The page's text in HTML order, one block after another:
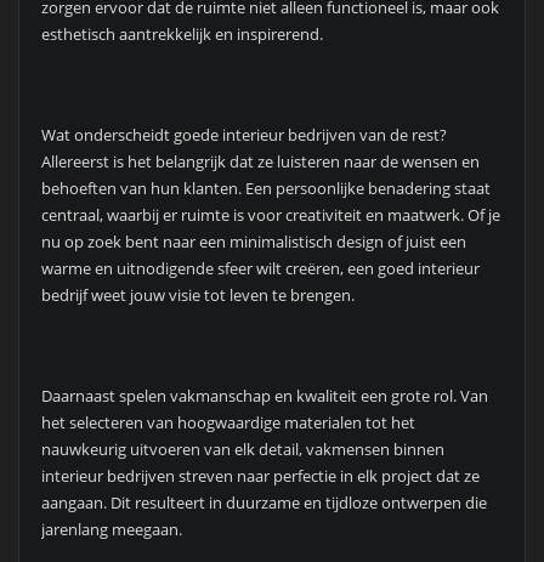
zorgen ervoor dat de ruimte niet alleen functioneel is, maar ook
esthetisch aantrekkelijk en inspirerend.
Wat onderscheidt goede interieur bedrijven van de rest?
Allereerst is het belangrijk dat ze luisteren naar de wensen en
behoeften van hun klanten. Een persoonlijke benadering staat
centraal, waarbij er ruimte is voor creativiteit en maatwerk. Of je
nu op zoek bent naar een minimalistisch design of juist een
warme en uitnodigende sfeer wilt creëren, een goed interieur
bedrijf weet jouw visie tot leven te brengen.
Daarnaast spelen vakmanschap en kwaliteit een grote rol. Van
het selecteren van hoogwaardige materialen tot het
nauwkeurig uitvoeren van elk detail, vakmensen binnen
interieur bedrijven streven naar perfectie in elk project dat ze
aangaan. Dit resulteert in duurzame en tijdloze ontwerpen die
jarenlang meegaan.